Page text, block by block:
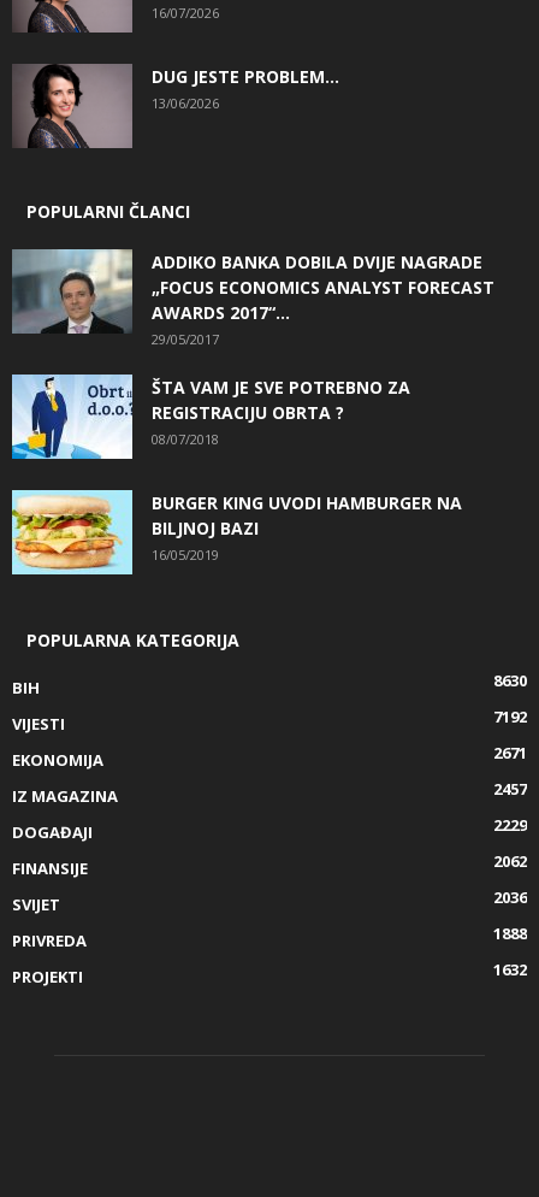
16/07/2026
DUG JESTE PROBLEM…
13/06/2026
POPULARNI ČLANCI
ADDIKO BANKA DOBILA DVIJE NAGRADE
„FOCUS ECONOMICS ANALYST FORECAST
AWARDS 2017“...
29/05/2017
ŠTA VAM JE SVE POTREBNO ZA
REGISTRACIJU OBRTA ?
08/07/2018
BURGER KING UVODI HAMBURGER NA
BILJNOJ BAZI
16/05/2019
POPULARNA KATEGORIJA
BIH
8630
VIJESTI
7192
EKONOMIJA
2671
IZ MAGAZINA
2457
DOGAĐAJI
2229
FINANSIJE
2062
SVIJET
2036
PRIVREDA
1888
PROJEKTI
1632